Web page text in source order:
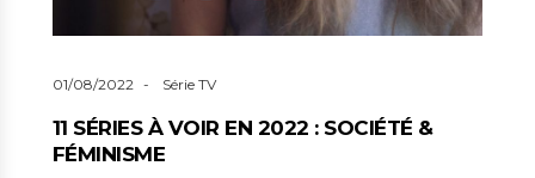
01/08/2022 Série TV
11 SÉRIES À VOIR EN 2022 : SOCIÉTÉ &
FÉMINISME